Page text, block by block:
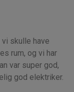
skulle have
rum, og vi har
var super god,
god elektriker.